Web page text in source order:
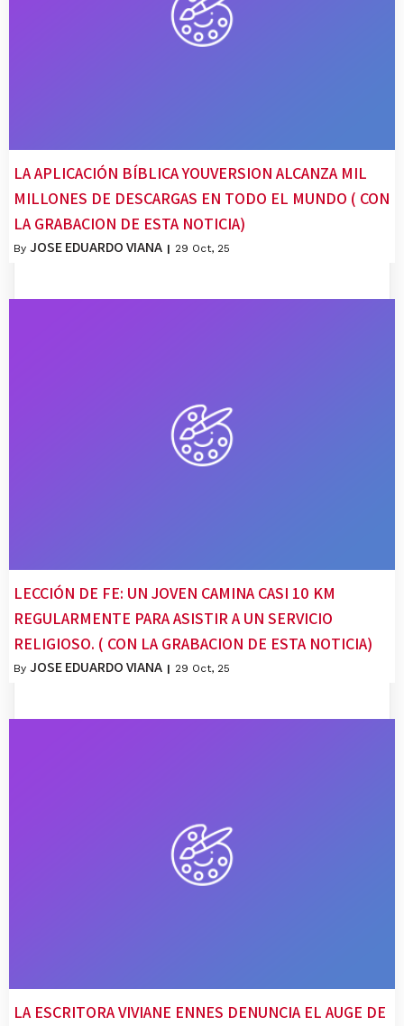
LA APLICACIÓN BÍBLICA YOUVERSION ALCANZA MIL
MILLONES DE DESCARGAS EN TODO EL MUNDO ( CON
LA GRABACION DE ESTA NOTICIA)
By JOSE EDUARDO VIANA | 29 Oct, 25
LECCIÓN DE FE: UN JOVEN CAMINA CASI 10 KM
REGULARMENTE PARA ASISTIR A UN SERVICIO
RELIGIOSO. ( CON LA GRABACION DE ESTA NOTICIA)
By JOSE EDUARDO VIANA | 29 Oct, 25
LA ESCRITORA VIVIANE ENNES DENUNCIA EL AUGE DE